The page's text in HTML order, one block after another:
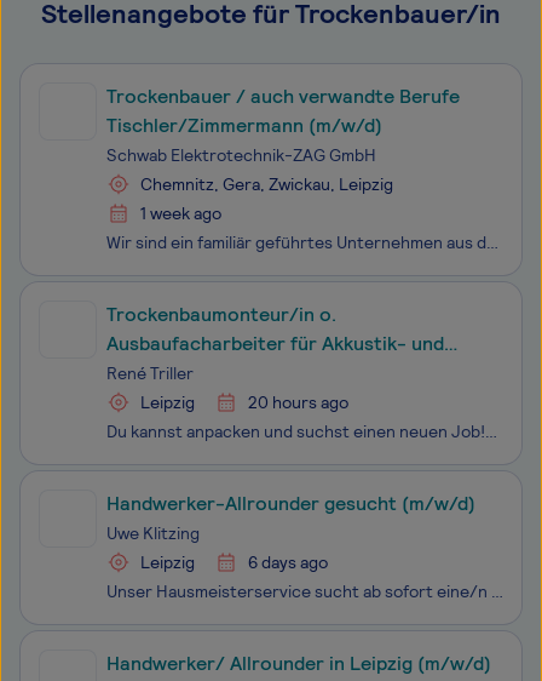
Stellenangebote für Trockenbauer/in
Trockenbauer / auch verwandte Berufe
Tischler/Zimmermann (m/w/d)
Schwab Elektrotechnik-ZAG GmbH
Chemnitz, Gera, Zwickau, Leipzig
1 week ago
Wir sind ein familiär geführtes Unternehmen aus dem Altenburger Land mit etwa 30 Kollegen und führen seit drei Jahrzenten Elektro- und Trockenbauarbeiten in kleineren Einkaufsmärkten (überregional) sowie Elektroarbeiten für Privat und Gewerbe (regional) aus. Wir haben flache Strukturen zwischen Leit
Trockenbaumonteur/in o.
Ausbaufacharbeiter für Akkustik- und
Trockenbau
René Triller
Leipzig
20 hours ago
Du kannst anpacken und suchst einen neuen Job!? Wir suchen für den Großraum Leipzig und Umgebung gelernte Trockenbauer oder Quereinsteiger mit handwerklichem Geschick.
Handwerker-Allrounder gesucht (m/w/d)
Uwe Klitzing
Leipzig
6 days ago
Unser Hausmeisterservice sucht ab sofort eine/n Handwerker-Allrounder (Maler/ Klempner/ Sanitärhandwerker/ m/w/d) für die
Handwerker/ Allrounder in Leipzig (m/w/d)